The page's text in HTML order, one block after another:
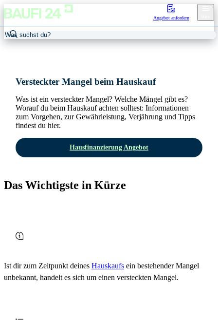
Angebot anfordern
Versteckter Mangel beim Hauskauf
Was ist ein versteckter Mangel? Welche Mängel gibt es?
Worauf du beim Hauskauf achten solltest: Informationen
zum Vorgehen, zur Gewährleistung, Verjährung und Tipps
findest du hier.
Hausfinanzierung Angebot
Das Wichtigste in Kürze
Ist dir zum Zeitpunkt deines Hauskaufs ein bestehender Mangel
unbekannt, handelt es sich um einen versteckten Mangel.